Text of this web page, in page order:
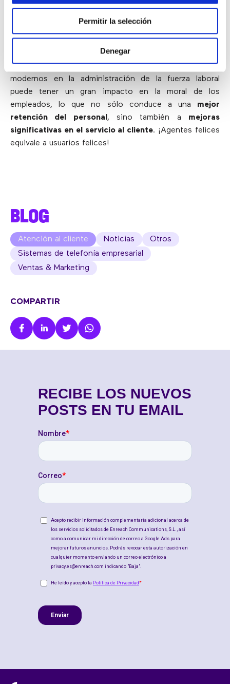
Permitir la selección
Denegar
La clave para reclutar y retener personal de calidad
es demostrar que se valora a los empleados como
Introducir cambios adaptados a los call center
modernos en la administración de la fuerza laboral
puede tener un gran impacto en la moral de los
empleados, lo que no sólo conduce a una mejor
retención del personal , sino también a mejoras
significativas en el servicio al cliente. ¡Agentes felices
equivale a usuarios felices!
BLOG
Atención al cliente Noticias
Otros
Sistemas de telefonía empresarial
Ventas & Marketing
COMPARTIR